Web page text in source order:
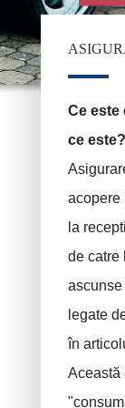
Ce este
ce este?
acopere
la
de catre
legate
în
Această